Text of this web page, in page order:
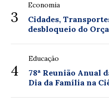
3
Economia
Cidades,
desbloqueio do
4
Educação
78ª Reunião Anual
Dia da Família na